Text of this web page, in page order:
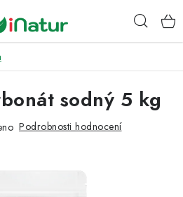
sodný 5 kg
Podrobnosti hodnocení